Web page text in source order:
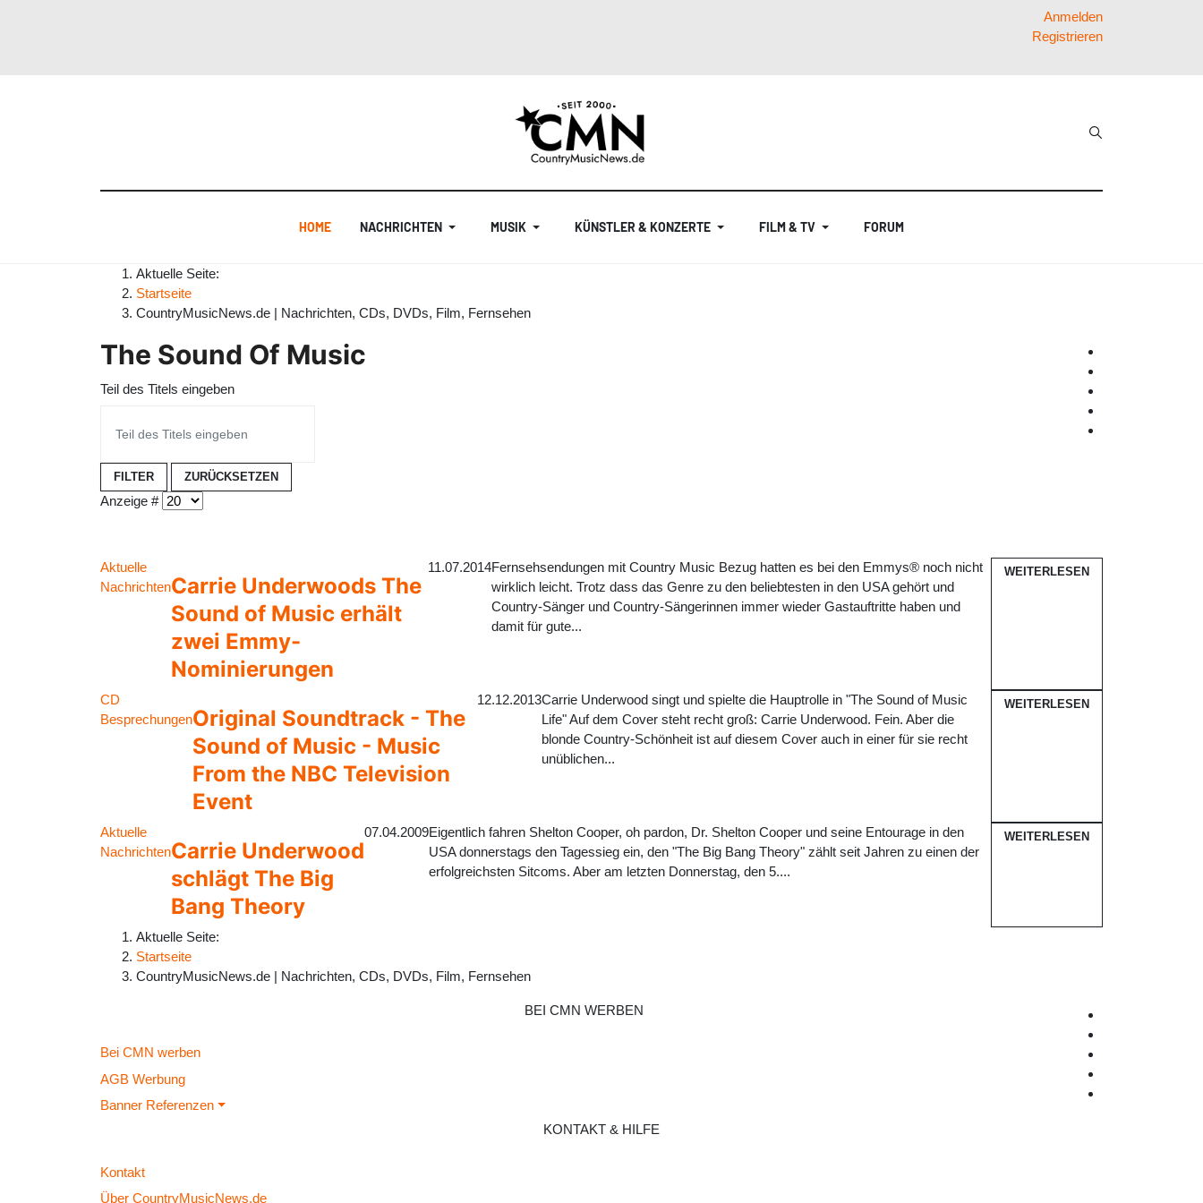
Anmelden
Registrieren
HOME NACHRICHTEN MUSIK KÜNSTLER & KONZERTE FILM & TV FORUM
Aktuelle Seite:
Startseite
CountryMusicNews.de | Nachrichten, CDs, DVDs, Film, Fernsehen
The Sound Of Music
Teil des Titels eingeben
FILTER ZURÜCKSETZEN
Anzeige #
Aktuelle
NachrichtenCarrie Underwoods The
Sound of Music erhält
zwei Emmy-
Nominierungen
11.07.2014Fernsehsendungen mit Country Music Bezug hatten es bei den Emmys® noch nicht
wirklich leicht. Trotz dass das Genre zu den beliebtesten in den USA gehört und
Country-Sänger und Country-Sängerinnen immer wieder Gastauftritte haben und
damit für gute...
WEITERLESEN
CD
BesprechungenOriginal Soundtrack - The
Sound of Music - Music
From the NBC Television
Event
12.12.2013Carrie Underwood singt und spielte die Hauptrolle in "The Sound of Music
Life" Auf dem Cover steht recht groß: Carrie Underwood. Fein. Aber die
blonde Country-Schönheit ist auf diesem Cover auch in einer für sie recht
unüblichen...
WEITERLESEN
Aktuelle
NachrichtenCarrie Underwood
schlägt The Big
Bang Theory
07.04.2009Eigentlich fahren Shelton Cooper, oh pardon, Dr. Shelton Cooper und seine Entourage in den
USA donnerstags den Tagessieg ein, den "The Big Bang Theory" zählt seit Jahren zu einen der
erfolgreichsten Sitcoms. Aber am letzten Donnerstag, den 5....
WEITERLESEN
Aktuelle Seite:
Startseite
CountryMusicNews.de | Nachrichten, CDs, DVDs, Film, Fernsehen
BEI CMN WERBEN
Bei CMN werben
AGB Werbung
Banner Referenzen
KONTAKT & HILFE
Kontakt
Über CountryMusicNews.de